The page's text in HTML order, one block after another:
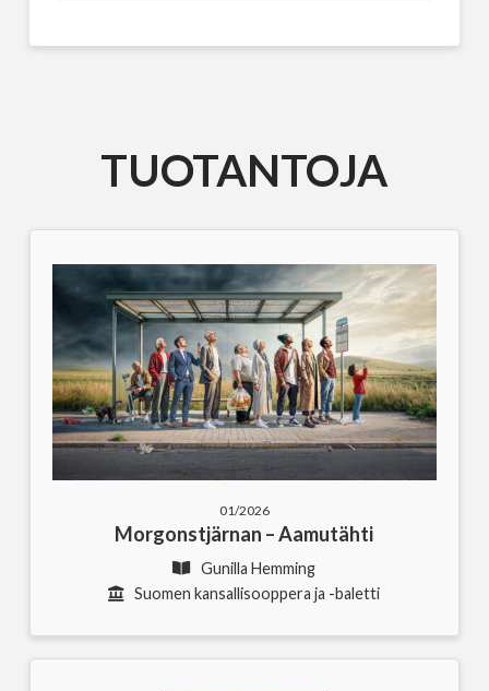
TUOTANTOJA
01/2026
Morgonstjärnan – Aamutähti
Gunilla Hemming
Suomen kansallisooppera ja -baletti